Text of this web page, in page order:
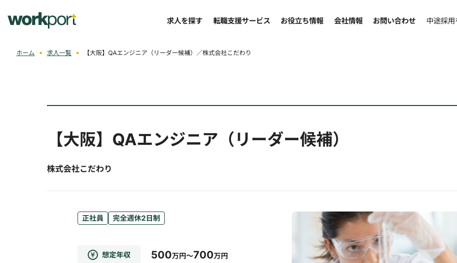
求人を探す 転職支援サービス お役立ち情報 会社情報 お問い合わせ 中途採
ホーム 求人一覧 【大阪】QAエンジニア（リーダー候補）／株式会社こだわり
【大阪】QAエンジニア（リーダー候補）
株式会社こだわり
正社員 完全週休2日制
想定年収 500万円～700万円